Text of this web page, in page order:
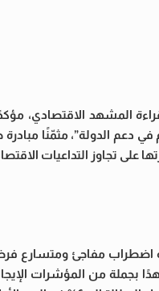
المشهد الاقتصادي،
دعم الدولة”، مثمّنًا
على تجاوز التداعيات
اضطراب مفاجئ ومتسارع
من المؤشرات